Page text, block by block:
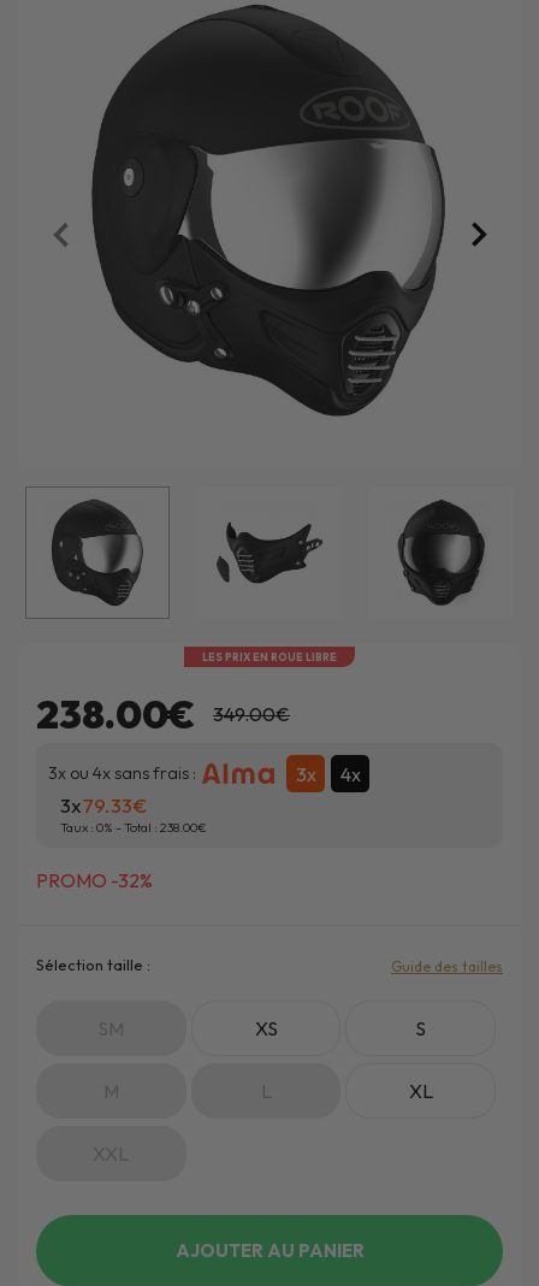
LES PRIX EN ROUE LIBRE
238.00€ 349.00€
PROMO -32%
3x ou 4x sans frais : 3x 4x
3x79.33
Taux : 0% - Total : 238.00
Sélection taille :
SM XS S
M L XL
XXL
Guide des tailles
AJOUTER AU PANIER